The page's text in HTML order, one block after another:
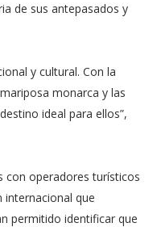
de sus antepasados y
y cultural. Con la
monarca y las
ideal para ellos”,
con operadores turísticos
que
permitido identificar que